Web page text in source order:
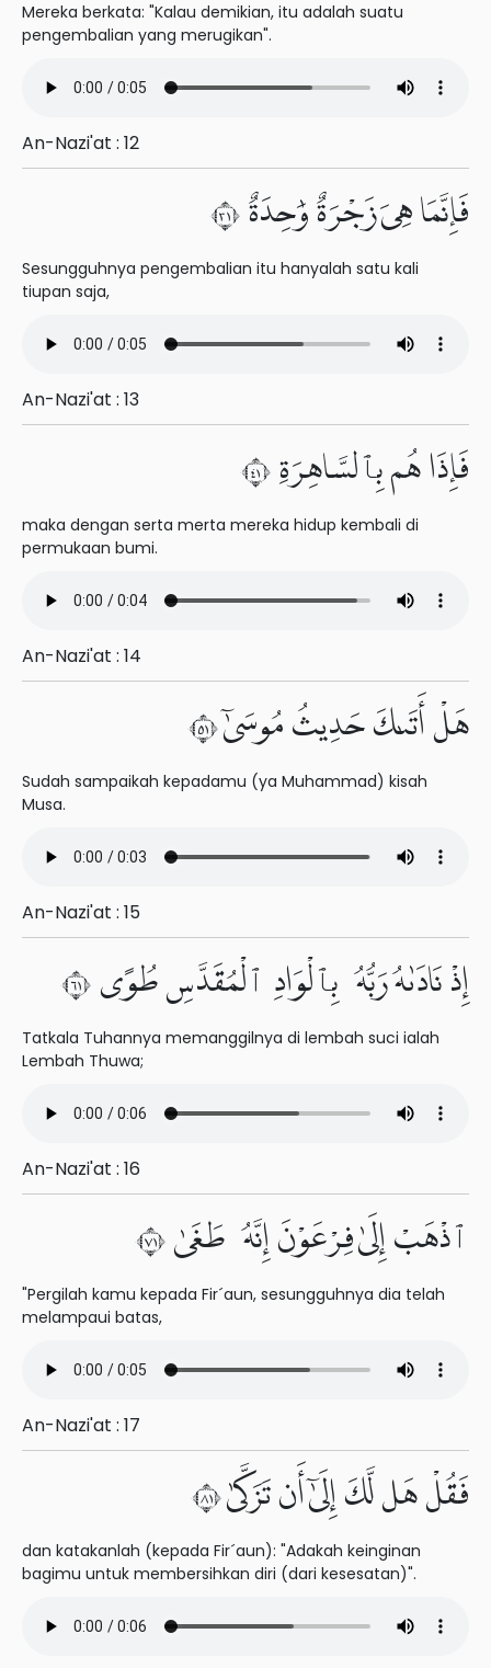
Mereka berkata: "Kalau demikian, itu adalah suatu
pengembalian yang merugikan".
An-Nazi'at : 12
فَإِنَّمَا هِىَ زَجْرَةٌ وَٰحِدَةٌ ١٣
Sesungguhnya pengembalian itu hanyalah satu kali
tiupan saja,
An-Nazi'at : 13
فَإِذَا هُم بِٱلسَّاهِرَةِ ١٤
maka dengan serta merta mereka hidup kembali di
permukaan bumi.
An-Nazi'at : 14
هَلْ أَتَىٰكَ حَدِيثُ مُوسَىٰٓ ١٥
Sudah sampaikah kepadamu (ya Muhammad) kisah
Musa.
An-Nazi'at : 15
إِذْ نَادَىٰهُ رَبُّهُۥ بِٱلْوَادِ ٱلْمُقَدَّسِ طُوًى ١٦
Tatkala Tuhannya memanggilnya di lembah suci ialah
Lembah Thuwa;
An-Nazi'at : 16
ٱذْهَبْ إِلَىٰ فِرْعَوْنَ إِنَّهُۥ طَغَىٰ ١٧
"Pergilah kamu kepada Fir´aun, sesungguhnya dia telah
melampaui batas,
An-Nazi'at : 17
فَقُلْ هَل لَّكَ إِلَىٰٓ أَن تَزَكَّىٰ ١٨
dan katakanlah (kepada Fir´aun): "Adakah keinginan
bagimu untuk membersihkan diri (dari kesesatan)".